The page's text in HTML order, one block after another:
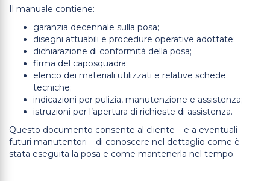
Il manuale contiene:
garanzia decennale sulla posa;
disegni attuabili e procedure operative adottate;
dichiarazione di conformità della posa;
firma del caposquadra;
elenco dei materiali utilizzati e relative schede
tecniche;
indicazioni per pulizia, manutenzione e assistenza;
istruzioni per l’apertura di richieste di assistenza.
Questo documento consente al cliente – e a eventuali
futuri manutentori – di conoscere nel dettaglio come è
stata eseguita la posa e come mantenerla nel tempo.